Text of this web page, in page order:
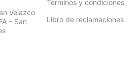
Velazco
– San
Términos y condiciones
Libro de reclamaciones